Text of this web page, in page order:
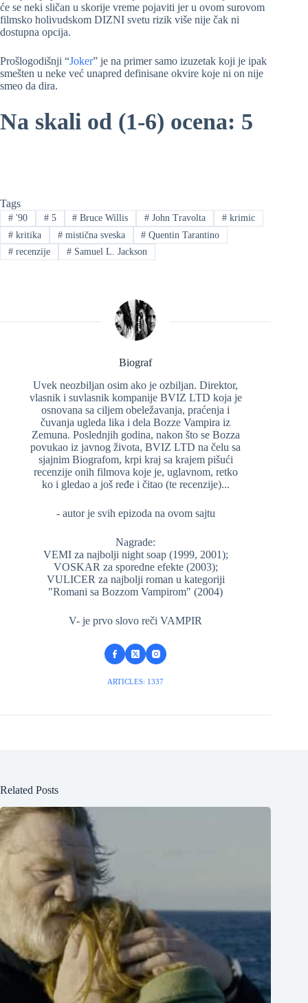
će se neki sličan u skorije vreme pojaviti jer u ovom surovom
filmsko holivudskom DIZNI svetu rizik više nije čak ni
dostupna opcija.
Prošlogodišnji “Joker” je na primer samo izuzetak koji je ipak
smešten u neke već unapred definisane okvire koje ni on nije
smeo da dira.
Na skali od (1-6) ocena: 5
Tags
#'90 #5 # Bruce Willis # John Travolta # krimic
#kritika #mistična sveska # Quentin Tarantino
#recenzije #Samuel L. Jackson
Biograf
Uvek neozbiljan osim ako je ozbiljan. Direktor,
vlasnik i suvlasnik kompanije BVIZ LTD koja je
osnovana sa ciljem obeležavanja, praćenja i
čuvanja ugleda lika i dela Bozze Vampira iz
Zemuna. Poslednjih godina, nakon što se Bozza
povukao iz javnog života, BVIZ LTD na čelu sa
sjajnim Biografom, krpi kraj sa krajem pišući
recenzije onih filmova koje je, uglavnom, retko
ko i gledao a još ređe i čitao (te recenzije)...
- autor je svih epizoda na ovom sajtu
Nagrade:
VEMI za najbolji night soap (1999, 2001);
VOSKAR za sporedne efekte (2003);
VULICER za najbolji roman u kategoriji
"Romani sa Bozzom Vampirom" (2004)
V- je prvo slovo reči VAMPIR
ARTICLES: 1337
Related Posts